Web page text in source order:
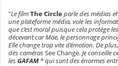
"Le filmThe Circleparle des médias
une plateforme média, vole les
que c’est moral puisque cela protège
décevant car Mae, le personnage
Elle change trop vite d’émotion. De
des camérasSee Change. Je conseille
lesGAFAM* qui sont des énormes